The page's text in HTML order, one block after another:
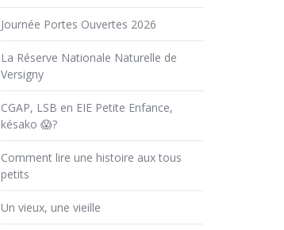
Journée Portes Ouvertes 2026
La Réserve Nationale Naturelle de
Versigny
CGAP, LSB en EIE Petite Enfance,
késako 😱?
Comment lire une histoire aux tous
petits
Un vieux, une vieille